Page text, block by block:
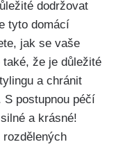
dodržovat
tyto domácí
jak se vaše
že je důležité
a chránit
postupnou péčí
a krásné!